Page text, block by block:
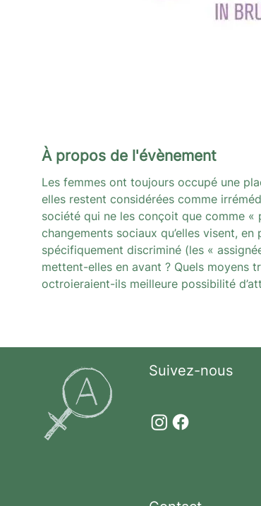
À propos de l'évènement
Les femmes ont toujours occupé une
elles restent considérées comme
société qui ne les conçoit que comme «
changements sociaux qu’elles visent,
spécifiquement discriminé (les «
mettent-elles en avant ? Quels moyens
octroieraient-ils meilleure possibilité
Suivez-nous